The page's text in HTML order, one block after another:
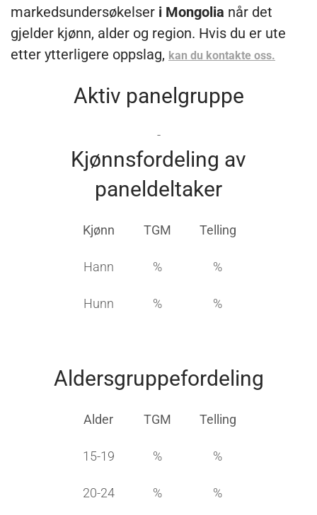
markedsundersøkelser i Mongolia når det
gjelder kjønn, alder og region. Hvis du er ute
etter ytterligere oppslag, kan du kontakte oss.
Aktiv panelgruppe
-
Kjønnsfordeling av
paneldeltaker
Kjønn TGM Telling
Hann % %
Hunn % %
Aldersgruppefordeling
Alder TGM Telling
15-19 % %
20-24 % %